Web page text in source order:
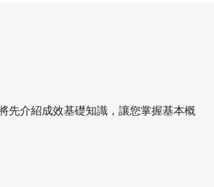
先介紹成效基礎知識，讓您掌握基本概